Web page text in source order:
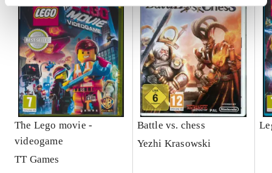
The Lego movie -
videogame
TT Games
Battle vs. chess
Yezhi Krasowski